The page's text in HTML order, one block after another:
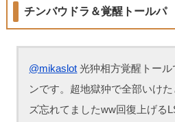
チンバウドラ＆覚醒トールパ
@mikaslot 光狆相方覚醒トー
ンです。超地獄狆で全部いけ
ズ忘れてましたww回復上げる